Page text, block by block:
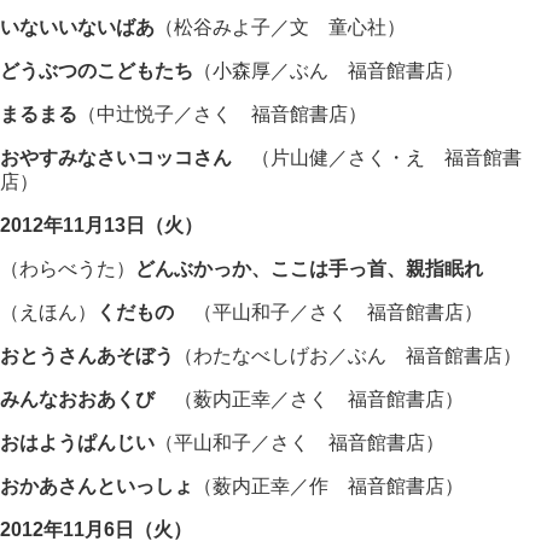
いないいないばあ （松谷みよ子／文 童心社）
どうぶつのこどもたち （小森厚／ぶん 福音館書店）
まるまる （中辻悦子／さく 福音館書店）
おやすみなさいコッコさん （片山健／さく・え 福音館書
店）
2012年11月13日（火）
（わらべうた） どんぶかっか、ここは手っ首、親指眠れ
（えほん） くだもの （平山和子／さく 福音館書店）
おとうさんあそぼう （わたなべしげお／ぶん 福音館書店）
みんなおおあくび（薮内正幸／さく 福音館書店）
おはようぱんじい （平山和子／さく 福音館書店）
おかあさんといっしょ （薮内正幸／作 福音館書店）
2012年11月6日（火）